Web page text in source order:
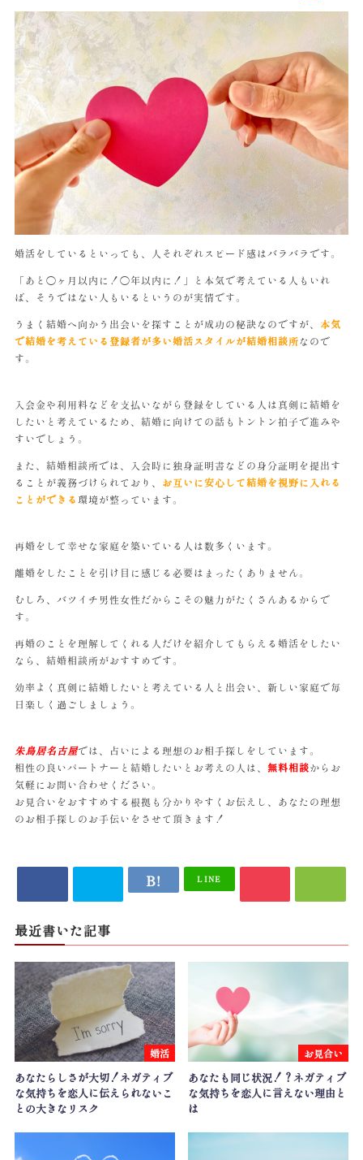
婚活をしているといっても、人それぞれスピード感はバラバラです。
「あと◯ヶ月以内に！◯年以内に！」と本気で考えている人もいれ
ば、そうではない人もいるというのが実情です。
うまく結婚へ向かう出会いを探すことが成功の秘訣なのですが、 本気
で結婚を考えている登録者が多い婚活スタイルが結婚相談所なので
す。
入会金や利用料などを支払いながら登録をしている人は真剣に結婚を
したいと考えているため、結婚に向けての話もトントン拍子で進みや
すいでしょう。
また、結婚相談所では、入会時に独身証明書などの身分証明を提出す
ることが義務づけられており、 お互いに安心して結婚を視野に入れる
ことができる環境が整っています。
再婚をして幸せな家庭を築いている人は数多くいます。
離婚をしたことを引け目に感じる必要はまったくありません。
むしろ、バツイチ男性女性だからこその魅力がたくさんあるからで
す。
再婚のことを理解してくれる人だけを紹介してもらえる婚活をしたい
なら、結婚相談所がおすすめです。
効率よく真剣に結婚したいと考えている人と出会い、新しい家庭で毎
日楽しく過ごしましょう。
朱鳥居名古屋では、占いによる理想のお相手探しをしています。
相性の良いパートナーと結婚したいとお考えの人は、 無料相談からお
気軽にお問い合わせください。
お見合いをおすすめする根拠も分かりやすくお伝えし、あなたの理想
のお相手探しのお手伝いをさせて頂きます！
LINE
最近書いた記事
婚活
あなたらしさが大切！ネガティブ
な気持ちを恋人に伝えられないこ
との大きなリスク
お見合い
あなたも同じ状況！？ネガティブ
な気持ちを恋人に言えない理由と
は